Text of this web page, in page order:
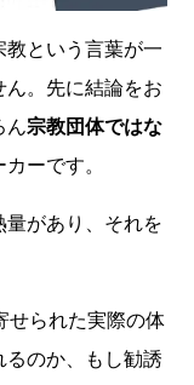
教という言葉が一
。先に結論をお
ん宗教団体ではな
ーです。
量があり、それを
せられた実際の体
のか、もし勧誘